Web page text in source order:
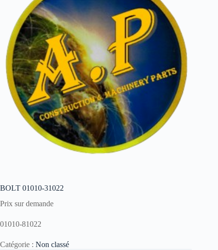
BOLT 01010-31022
Prix sur demande
01010-81022
Catégorie : Non classé